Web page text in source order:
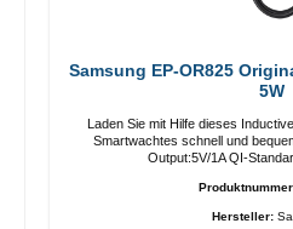
Samsung EP-OR825
5W
Laden Sie mit Hilfe dieses
Smartwachtes schnell und
Output:5V/1A
Hersteller: